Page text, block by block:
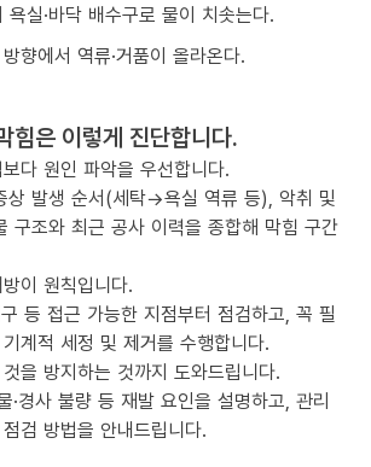
욕실·바닥 배수구로 물이 치솟는다.
향에서 역류·거품이 올라온다.
힘은 이렇게 진단합니다.
다 원인 파악을 우선합니다.
상 발생 순서(세탁→욕실 역류 등), 악취 및
구조와 최근 공사 이력을 종합해 막힘 구간
이 원칙입니다.
구 등 접근 가능한 지점부터 점검하고, 꼭 필
계적 세정 및 제거를 수행합니다.
을 방지하는 것까지 도와드립니다.
·경사 불량 등 재발 요인을 설명하고, 관리
검 방법을 안내드립니다.